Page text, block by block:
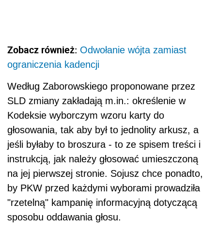
Zobacz również: Odwołanie wójta zamiast
ograniczenia kadencji
Według Zaborowskiego proponowane przez
SLD zmiany zakładają m.in.: określenie w
Kodeksie wyborczym wzoru karty do
głosowania, tak aby był to jednolity arkusz, a
jeśli byłaby to broszura - to ze spisem treści i
instrukcją, jak należy głosować umieszczoną
na jej pierwszej stronie. Sojusz chce ponadto,
by PKW przed każdymi wyborami prowadziła
"rzetelną" kampanię informacyjną dotyczącą
sposobu oddawania głosu.